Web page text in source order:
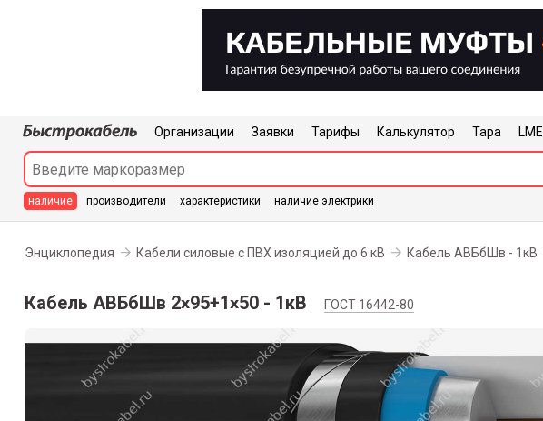
Организации Заявки Тарифы Калькулятор Тара LME
наличие производители характеристики наличие электрики
Энциклопедия Кабели силовые с ПВХ изоляцией до 6 кВ Кабель АВБбШв - 1кВ
Кабель АВБбШв 2х95+1х50 - 1кВ ГОСТ 16442-80